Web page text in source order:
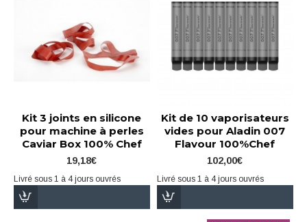
Kit 3 joints en silicone
pour machine à perles
Caviar Box 100% Chef
19,18€
Livré sous 1 à 4 jours ouvrés
Kit de 10 vaporisateurs
vides pour Aladin 007
Flavour 100%Chef
102,00€
Livré sous 1 à 4 jours ouvrés